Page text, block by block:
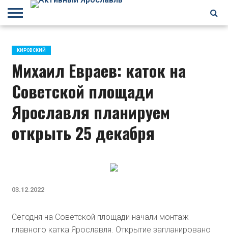
ЗАВОЛГА
КИРОВСКИЙ
НЕФТЕСТРОЙ
ПЕРЕКОП
ПЯТЕРКА
ФРУНЗЕНСКИЙ
ПРОЧЕЕ
КИРОВСКИЙ
Михаил Евраев: каток на
Советской площади
Ярославля планируем
открыть 25 декабря
03.12.2022
Сегодня на Советской площади начали монтаж
главного катка Ярославля. Открытие запланировано